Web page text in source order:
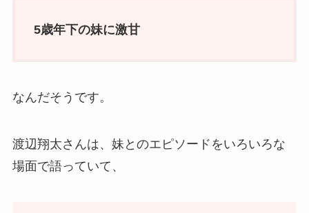
5歳年下の妹に激甘
なんだそうです。
渡辺翔太さんは、妹とのエピソードをいろいろな
場面で語っていて、